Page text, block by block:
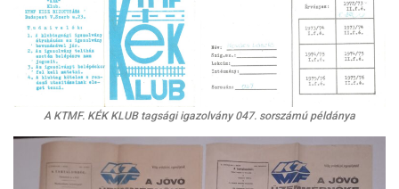
A KTMF. KÉK KLUB tagsági igazolvány 047. sorszámú példánya